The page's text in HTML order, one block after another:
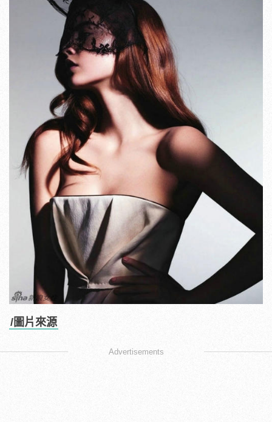
/圖片來源
Advertisements